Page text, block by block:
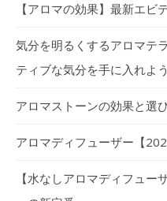
【アロマの効果】最新エビ
気分を明るくするアロマテ
ティブな気分を手に入れよう
アロマストーンの効果と選
アロマディフューザー【
【水なしアロマディフュ